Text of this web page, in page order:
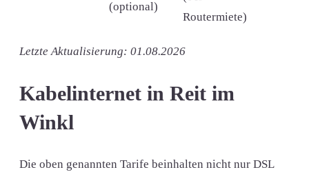
(optional)
Routermiete)
Letzte Aktualisierung: 01.08.2026
Kabelinternet in Reit im
Winkl
Die oben genannten Tarife beinhalten nicht nur DSL